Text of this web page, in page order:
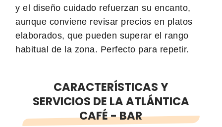
y el diseño cuidado refuerzan su encanto,
aunque conviene revisar precios en platos
elaborados, que pueden superar el rango
habitual de la zona. Perfecto para repetir.
CARACTERÍSTICAS Y
SERVICIOS DE LA ATLÁNTICA
CAFÉ - BAR